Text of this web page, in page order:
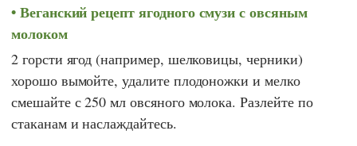
Веганский рецепт ягодного смузи с овсяным
молоком
2 горсти ягод (например, шелковицы, черники)
хорошо вымойте, удалите плодоножки и мелко
смешайте с 250 мл овсяного молока. Разлейте по
стаканам и наслаждайтесь.